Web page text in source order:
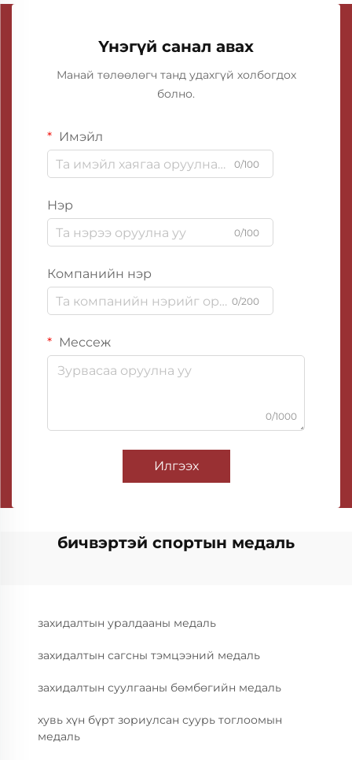
Үнэгүй санал авах
Манай төлөөлөгч танд удахгүй холбогдох
болно.
Имэйл
0/100
Нэр
0/100
Компанийн нэр
0/200
Мессеж
0/1000
Илгээх
бичвэртэй спортын медаль
захидалтын уралдааны медаль
захидалтын сагсны тэмцээний медаль
захидалтын суулгааны бөмбөгийн медаль
хувь хүн бүрт зориулсан суурь тоглоомын
медаль